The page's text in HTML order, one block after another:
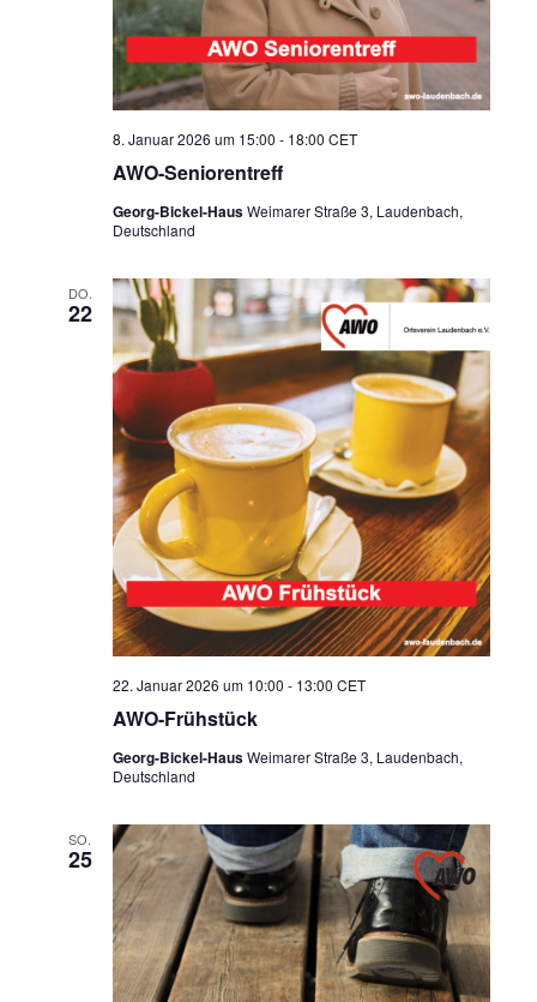
AWO-Seniorentreff
8. Januar 2026 um 15:00 - 18:00 CET
Georg-Bickel-HausWeimarer Straße 3, Laudenbach,
Deutschland
DO.
22
AWO-Frühstück
22. Januar 2026 um 10:00 - 13:00 CET
Georg-Bickel-HausWeimarer Straße 3, Laudenbach,
Deutschland
SO.
25